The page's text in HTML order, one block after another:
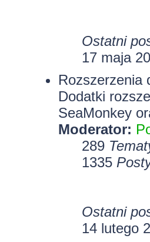
Ostatni
17 maja
Rozszerzenia
Dodatki
SeaMonkey
Moderator:
289
1335
Ostatni
14 lutego